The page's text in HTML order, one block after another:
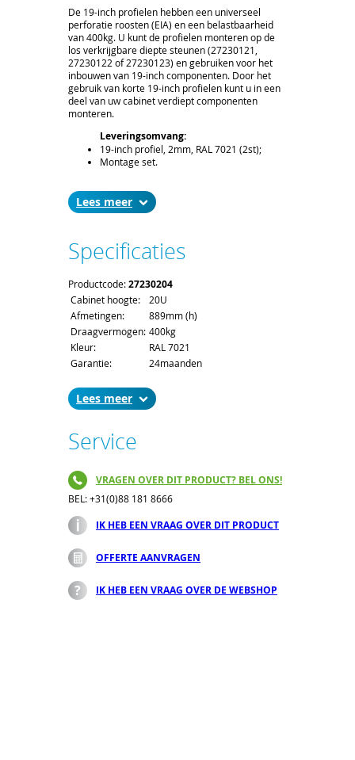
De 19-inch profielen hebben een universeel
perforatie roosten (EIA) en een belastbaarheid
van 400kg. U kunt de profielen monteren op de
los verkrijgbare diepte steunen (27230121,
27230122 of 27230123) en gebruiken voor het
inbouwen van 19-inch componenten. Door het
gebruik van korte 19-inch profielen kunt u in een
deel van uw cabinet verdiept componenten
monteren.
Leveringsomvang:
19-inch profiel, 2mm, RAL 7021 (2st);
Montage set.
De levertijd bedraagt ca. 2 á 3 weken. Bij
het afronden van uw bestelling kunt u de
gelden de standaard order- en
verzendkosten.
Lees
Specificaties
Productcode:27230204
Cabinet hoogte:
20U
Afmetingen:
889mm (h)
Draagvermogen: 400kg
Kleur:
RAL 7021
Garantie:
24maanden
Lees
Service
VRAGEN OVER DIT PRODUCT? BEL ONS!
BEL: +31(0)88 181 8666
IK HEB EEN VRAAG OVER DIT PRODUCT
OFFERTE AANVRAGEN
IK HEB EEN VRAAG OVER DE WEBSHOP